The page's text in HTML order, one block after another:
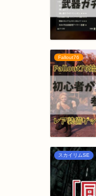
Fallout76
スカイリムSE